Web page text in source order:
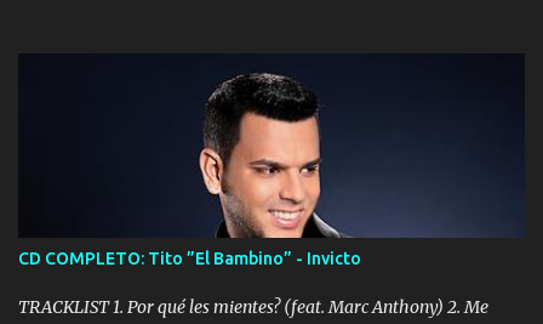
CD COMPLETO: Tito ”El Bambino” - Invicto
TRACKLIST 1. Por qué les mientes? (feat. Marc Anthony) 2. Me